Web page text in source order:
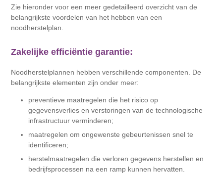
Zie hieronder voor een meer gedetailleerd overzicht van de
belangrijkste voordelen van het hebben van een
noodherstelplan.
Zakelijke efficiëntie garantie:
Noodherstelplannen hebben verschillende componenten. De
belangrijkste elementen zijn onder meer:
preventieve maatregelen die het risico op
gegevensverlies en verstoringen van de technologische
infrastructuur verminderen;
maatregelen om ongewenste gebeurtenissen snel te
identificeren;
herstelmaatregelen die verloren gegevens herstellen en
bedrijfsprocessen na een ramp kunnen hervatten.